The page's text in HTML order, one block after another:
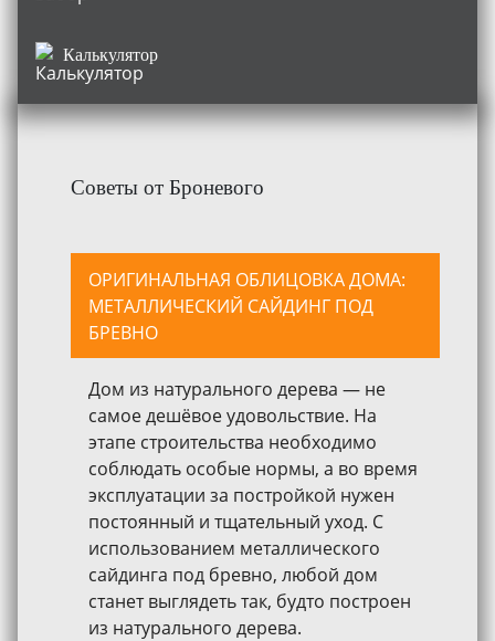
Калькулятор
Советы от Броневого
ОРИГИНАЛЬНАЯ ОБЛИЦОВКА ДОМА:
МЕТАЛЛИЧЕСКИЙ САЙДИНГ ПОД
БРЕВНО
Дом из натурального дерева — не
самое дешёвое удовольствие. На
этапе строительства необходимо
соблюдать особые нормы, а во время
эксплуатации за постройкой нужен
постоянный и тщательный уход. С
использованием металлического
сайдинга под бревно, любой дом
станет выглядеть так, будто построен
из натурального дерева.